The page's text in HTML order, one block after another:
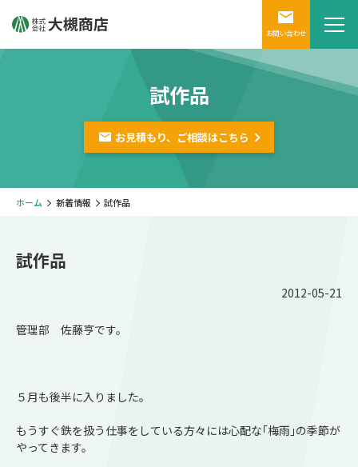
お問い合わせ
試作品
お見積もり、ご相談はこちら
ホーム 新着情報 試作品
試作品
2012-05-21
管理部 佐藤亨です。
５月も後半に入りました。
もうすぐ鉄を扱う仕事をしている方々には心配な｢梅雨｣の季節が
やってきます。